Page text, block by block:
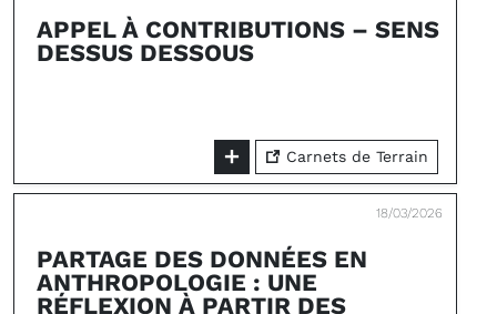
APPEL À CONTRIBUTIONS – SENS
DESSUS DESSOUS
Carnets de Terrain
18/03/2026
PARTAGE DES DONNÉES EN
ANTHROPOLOGIE : UNE
RÉFLEXION À PARTIR DES